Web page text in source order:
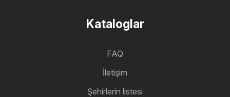
Kataloglar
FAQ
İletişim
Şehirlerin listesi